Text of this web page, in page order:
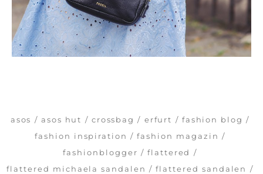
asos asos hut crossbag erfurt
fashion blog
fashion inspiration
fashion magazin
fashionblogger
flattered
flattered michaela sandalen
flattered sandalen